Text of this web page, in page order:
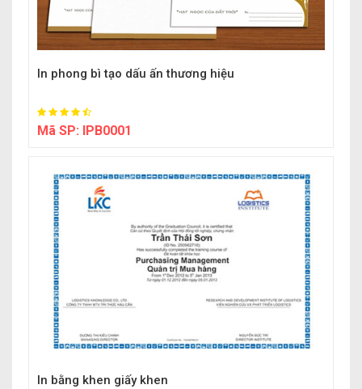
In phong bì tạo dấu ấn thương hiệu
Mã SP: IPB0001
In bằng khen giấy khen